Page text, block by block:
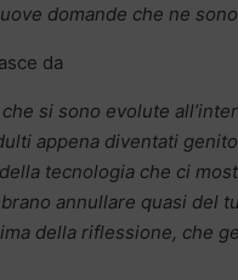
domande che ne
da
si sono evolute
appena diventati
tecnologia che ci
annullare quasi del
della riflessione, che